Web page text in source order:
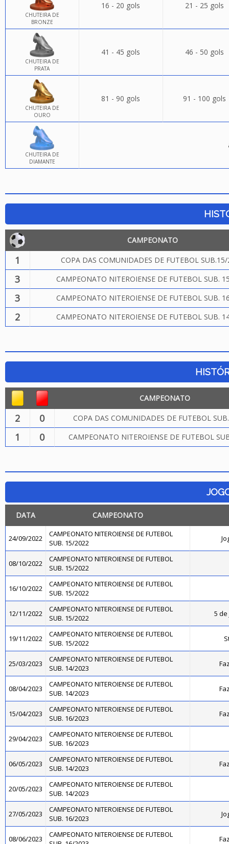
CHUTEIRA DE
BRONZE
16 - 20 gols 21 - 25 gols
CHUTEIRA DE
PRATA
41 - 45 gols 46 - 50 gols
CHUTEIRA DE
OURO
81 - 90 gols 91 - 100 gols
CHUTEIRA DE
DIAMANTE
CAMPEONATO
1 COPA DAS COMUNIDADES DE FUTEBOL
3 CAMPEONATO NITEROIENSE DE FUTEBOL SUB.
3 CAMPEONATO NITEROIENSE DE FUTEBOL SUB.
2 CAMPEONATO NITEROIENSE DE FUTEBOL SUB.
CAMPEONATO
2 0 COPA DAS COMUNIDADES DE FUTEBOL
1 0 CAMPEONATO NITEROIENSE DE FUTEBOL
DATA CAMPEONATO
24/09/2022
CAMPEONATO NITEROIENSE DE FUTEBOL
SUB. 15/2022
08/10/2022
CAMPEONATO NITEROIENSE DE FUTEBOL
SUB. 15/2022
16/10/2022
CAMPEONATO NITEROIENSE DE FUTEBOL
SUB. 15/2022
12/11/2022
CAMPEONATO NITEROIENSE DE FUTEBOL
SUB. 15/2022
5 de
19/11/2022
CAMPEONATO NITEROIENSE DE FUTEBOL
SUB. 15/2022
25/03/2023
CAMPEONATO NITEROIENSE DE FUTEBOL
SUB. 14/2023
08/04/2023
CAMPEONATO NITEROIENSE DE FUTEBOL
SUB. 14/2023
15/04/2023
CAMPEONATO NITEROIENSE DE FUTEBOL
SUB. 16/2023
29/04/2023
CAMPEONATO NITEROIENSE DE FUTEBOL
SUB. 16/2023
06/05/2023
CAMPEONATO NITEROIENSE DE FUTEBOL
SUB. 14/2023
20/05/2023
CAMPEONATO NITEROIENSE DE FUTEBOL
SUB. 14/2023
27/05/2023
CAMPEONATO NITEROIENSE DE FUTEBOL
SUB. 16/2023
08/06/2023
CAMPEONATO NITEROIENSE DE FUTEBOL